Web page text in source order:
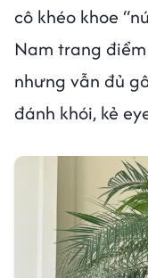
cô khéo khoe
Nam trang
nhưng vẫn đủ
đánh khói, kẻ